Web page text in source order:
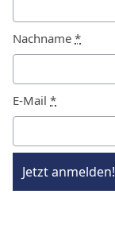
Nachname *
E-Mail *
Jetzt anmelden!